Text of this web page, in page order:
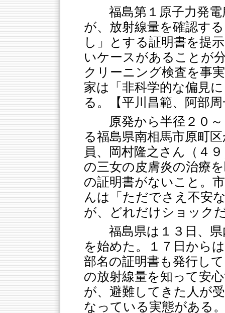
福島第１原子力発
が、放射線量を確認す
し」とする証明書を提
いケースがあることが
クリーニング検査を事
家は「非科学的な偏見
る。【平川昌範、阿部
原発から半径２０
る福島県南相馬市原町
員、岡村隆之さん（４
の三女の皮膚炎の治療
の証明書がないこと。
んは「ただでさえ不安
が、どれだけショック
福島県は１３日、
を始めた。１７日から
部名の証明書も発行し
の放射線量を知って安
が、避難してきた人が
なっている実態がある